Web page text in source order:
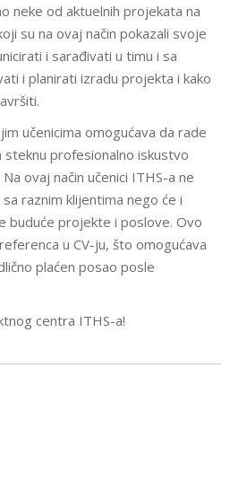
neke od aktuelnih projekata na
su na ovaj način pokazali svoje
i sarađivati u timu i sa
i planirati izradu projekta i kako
učenicima omogućava da rade
profesionalno iskustvo
ovaj način učenici ITHS-a ne
raznim klijentima nego će i
buduće projekte i poslove. Ovo
u CV-ju, što omogućava
plaćen posao posle
centra ITHS-a!